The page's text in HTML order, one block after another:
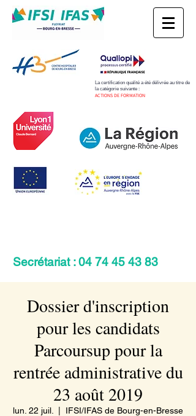
La certification qualité a été délivrée au titre de
la catégorie suivante :
​ACTIONS DE FORMATION
Secrétariat :04 74 45 43 83
Dossier d'inscription
pour les candidats
Parcoursup pour la
rentrée administrative du
23 août 2019
lun. 22 juil. IFSI/IFAS de Bourg-en-Bresse